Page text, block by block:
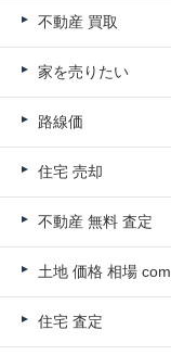
不動産 買取
家を売りたい
路線価
住宅 売却
不動産 無料 査定
土地 価格 相場 com
住宅 査定